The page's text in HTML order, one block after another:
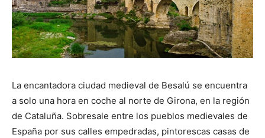
La encantadora ciudad medieval de Besalú se encuentra
a solo una hora en coche al norte de Girona, en la región
de Cataluña. Sobresale entre los pueblos medievales de
España por sus calles empedradas, pintorescas casas de